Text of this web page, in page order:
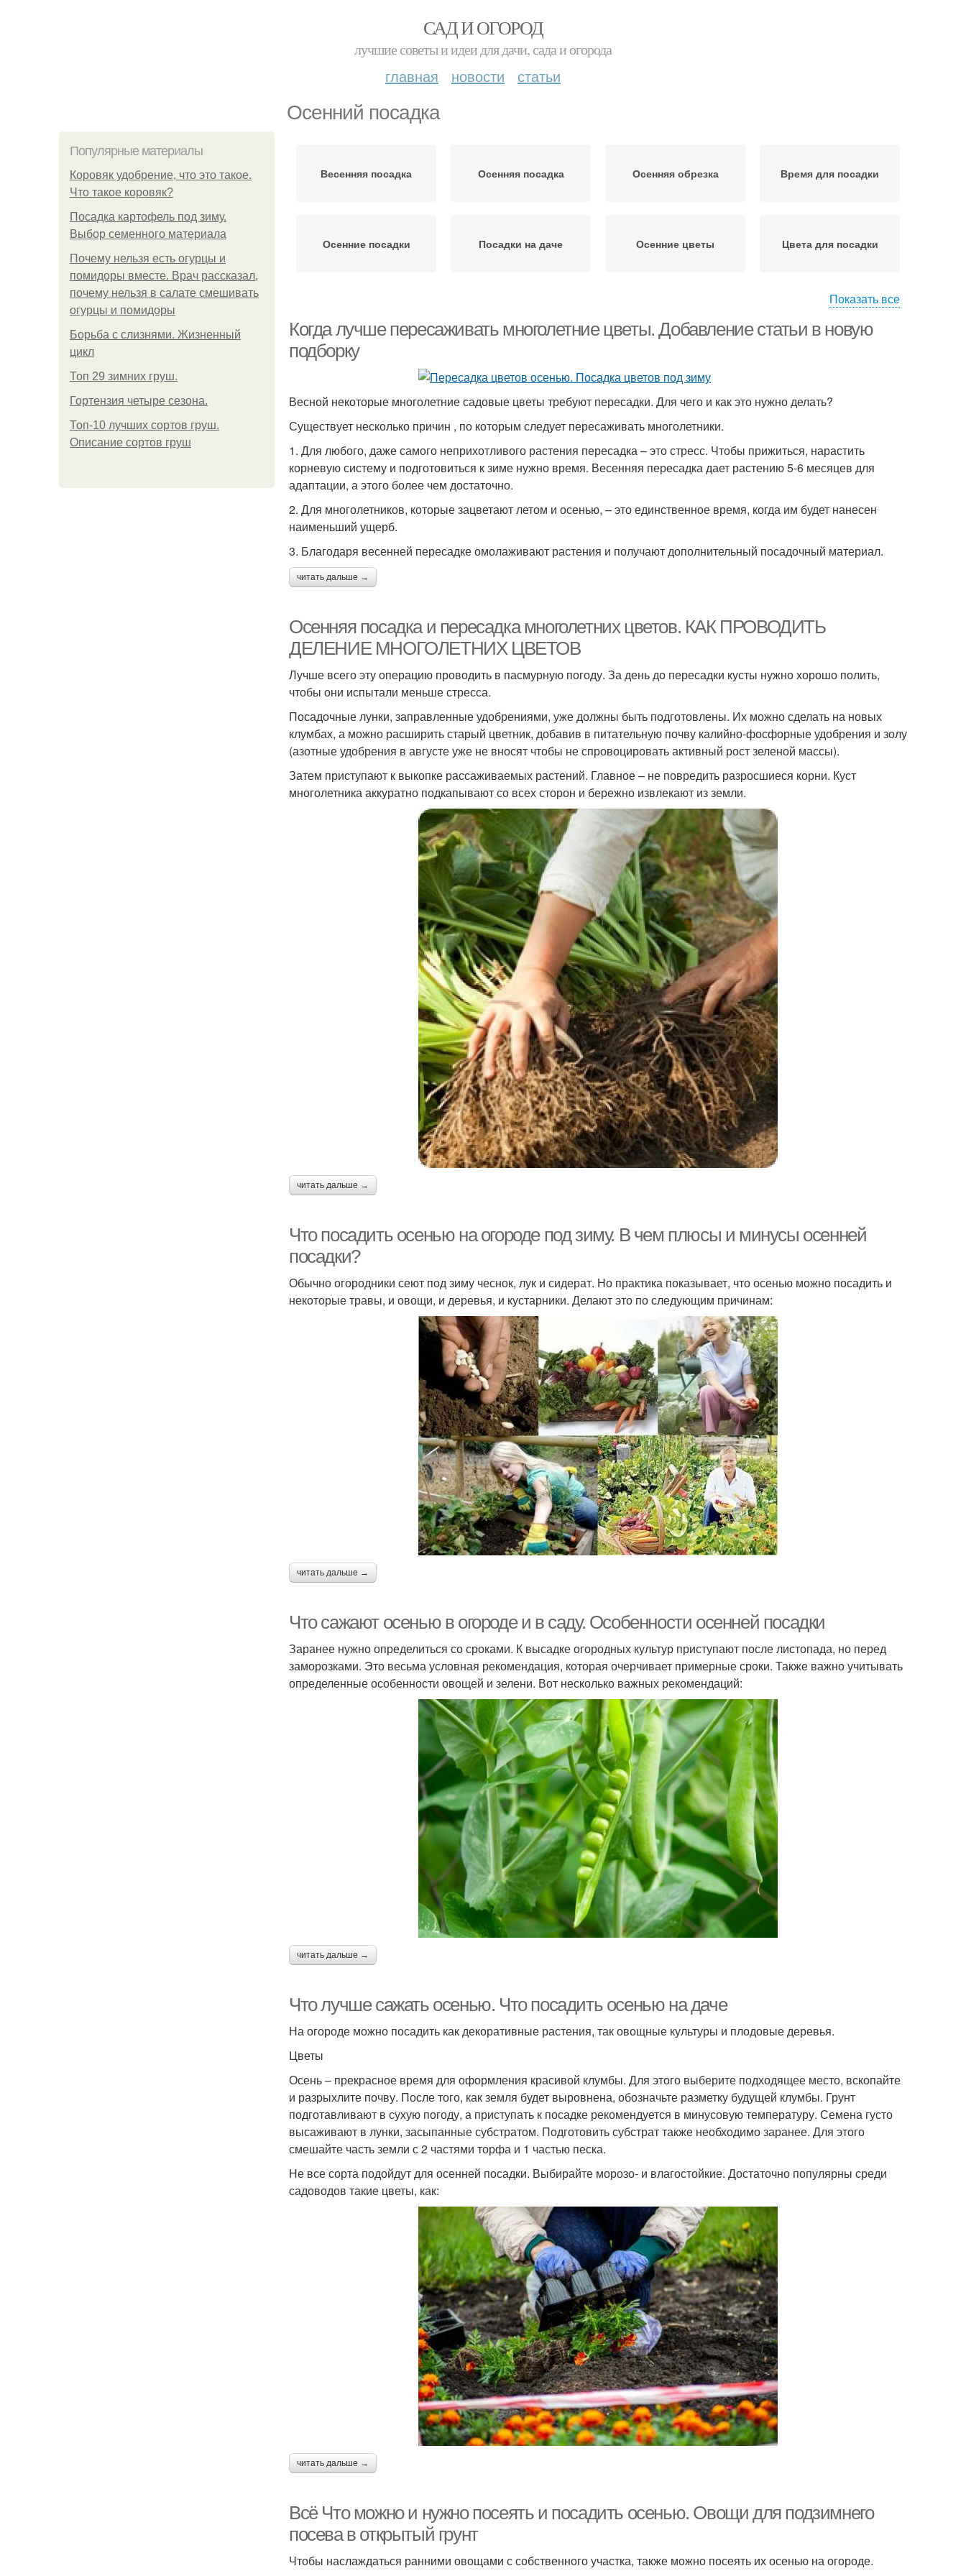
САД И ОГОРОД
лучшие советы и идеи для дачи, сада и огорода
главная новости статьи
Осенний посадка
Популярные материалы
Коровяк удобрение, что это такое.
Что такое коровяк?
Посадка картофель под зиму.
Выбор семенного материала
Почему нельзя есть огурцы и
помидоры вместе. Врач рассказал,
почему нельзя в салате смешивать
огурцы и помидоры
Борьба с слизнями. Жизненный
цикл
Топ 29 зимних груш.
Гортензия четыре сезона.
Топ-10 лучших сортов груш.
Описание сортов груш
Весенняя посадка Осенняя посадка Осенняя обрезка Время для посадки
Осенние посадки Посадки на даче Осенние цветы Цвета для посадки
посадке
Вопросы про осеннюю
Ком при позднеосенней
Дни для посадки
Осенние изменения Сливы при посадке Требования к посадке Весенний посадка
Сорта для посадки
Показать все
Когда лучше пересаживать многолетние цветы. Добавление статьи в новую
подборку
Весной некоторые многолетние садовые цветы требуют пересадки. Для чего и как это нужно делать?
Существует несколько причин , по которым следует пересаживать многолетники.
1. Для любого, даже самого неприхотливого растения пересадка – это стресс. Чтобы прижиться, нарастить
корневую систему и подготовиться к зиме нужно время. Весенняя пересадка дает растению 5-6 месяцев для
адаптации, а этого более чем достаточно.
2. Для многолетников, которые зацветают летом и осенью, – это единственное время, когда им будет нанесен
наименьший ущерб.
3. Благодаря весенней пересадке омолаживают растения и получают дополнительный посадочный материал.
читать дальше →
Осенняя посадка и пересадка многолетних цветов. КАК ПРОВОДИТЬ
ДЕЛЕНИЕ МНОГОЛЕТНИХ ЦВЕТОВ
Лучше всего эту операцию проводить в пасмурную погоду. За день до пересадки кусты нужно хорошо полить,
чтобы они испытали меньше стресса.
Посадочные лунки, заправленные удобрениями, уже должны быть подготовлены. Их можно сделать на новых
клумбах, а можно расширить старый цветник, добавив в питательную почву калийно-фосфорные удобрения и золу
(азотные удобрения в августе уже не вносят чтобы не спровоцировать активный рост зеленой массы).
Затем приступают к выкопке рассаживаемых растений. Главное – не повредить разросшиеся корни. Куст
многолетника аккуратно подкапывают со всех сторон и бережно извлекают из земли.
читать дальше →
Что посадить осенью на огороде под зиму. В чем плюсы и минусы осенней
посадки?
Обычно огородники сеют под зиму чеснок, лук и сидерат. Но практика показывает, что осенью можно посадить и
некоторые травы, и овощи, и деревья, и кустарники. Делают это по следующим причинам:
читать дальше →
Что сажают осенью в огороде и в саду. Особенности осенней посадки
Заранее нужно определиться со сроками. К высадке огородных культур приступают после листопада, но перед
заморозками. Это весьма условная рекомендация, которая очерчивает примерные сроки. Также важно учитывать
определенные особенности овощей и зелени. Вот несколько важных рекомендаций:
читать дальше →
Что лучше сажать осенью. Что посадить осенью на даче
На огороде можно посадить как декоративные растения, так овощные культуры и плодовые деревья.
Цветы
Осень – прекрасное время для оформления красивой клумбы. Для этого выберите подходящее место, вскопайте
и разрыхлите почву. После того, как земля будет выровнена, обозначьте разметку будущей клумбы. Грунт
подготавливают в сухую погоду, а приступать к посадке рекомендуется в минусовую температуру. Семена густо
высаживают в лунки, засыпанные субстратом. Подготовить субстрат также необходимо заранее. Для этого
смешайте часть земли с 2 частями торфа и 1 частью песка.
Не все сорта подойдут для осенней посадки. Выбирайте морозо- и влагостойкие. Достаточно популярны среди
садоводов такие цветы, как:
читать дальше →
Всё Что можно и нужно посеять и посадить осенью. Овощи для подзимнего
посева в открытый грунт
Чтобы наслаждаться ранними овощами с собственного участка, также можно посеять их осенью на огороде.